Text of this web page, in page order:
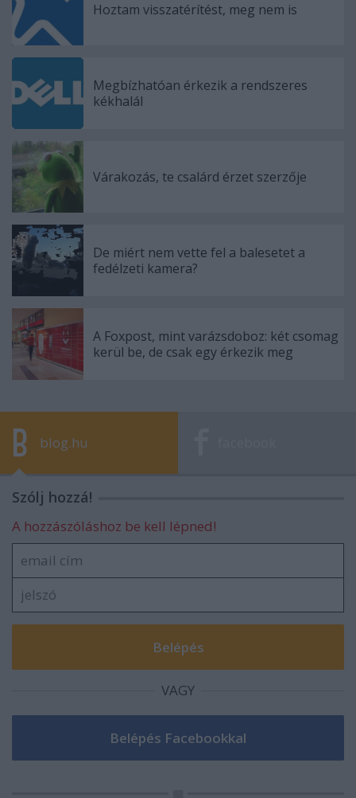
Hoztam visszatérítést, meg nem is
Megbízhatóan érkezik a rendszeres
kékhalál
Várakozás, te csalárd érzet szerzője
De miért nem vette fel a balesetet a
fedélzeti kamera?
A Foxpost, mint varázsdoboz: két csomag
kerül be, de csak egy érkezik meg
blog.hu
Szólj hozzá!
A hozzászóláshoz be kell lépned!
VAGY